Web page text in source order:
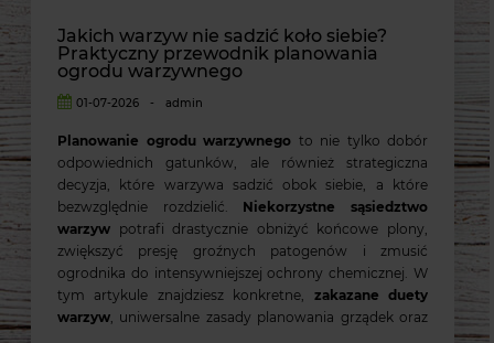
Jakich warzyw nie sadzić koło siebie?
Praktyczny przewodnik planowania
ogrodu warzywnego
01-07-2026 - admin
Planowanie ogrodu warzywnego to nie tylko dobór
odpowiednich gatunków, ale również strategiczna
decyzja, które warzywa sadzić obok siebie, a które
bezwzględnie rozdzielić. Niekorzystne sąsiedztwo
warzyw potrafi drastycznie obniżyć końcowe plony,
zwiększyć presję groźnych patogenów i zmusić
ogrodnika do intensywniejszej ochrony chemicznej. W
tym artykule znajdziesz konkretne, zakazane duety
warzyw, uniwersalne zasady planowania grządek oraz